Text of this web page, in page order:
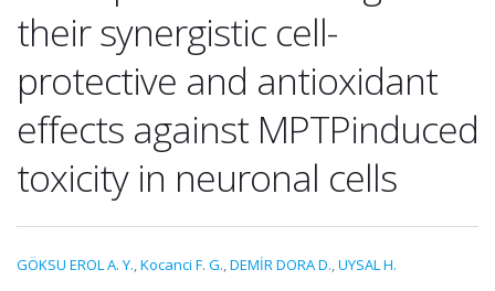
their synergistic cell-
protective and antioxidant
effects against MPTPinduced
toxicity in neuronal cells
GÖKSU EROL A. Y.,Kocanci F. G.,DEMİR DORA D.,UYSAL H.